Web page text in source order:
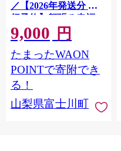
／【2026年発送分 先
行予約】頬張る幸福
感 〜緑の宝石・ シ
ャインマスカット 〜
１ｋｇ以上（２〜３
房） フルーツ 山梨県
産 果物 くだもの シャ
イン マスカット ぶど
う ブドウ 葡萄 大粒 種
9,000 円
たまったWAON
POINTで寄附でき
る！
山梨県富士川町